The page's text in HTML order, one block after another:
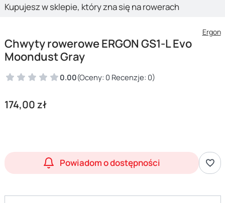
Kupujesz w sklepie, który zna się na rowerach
Ergon
Chwyty rowerowe ERGON GS1-L Evo
Moondust Gray
0.00(Oceny: 0 Recenzje: 0)
Cena
174,00 zł
Powiadom o dostępności